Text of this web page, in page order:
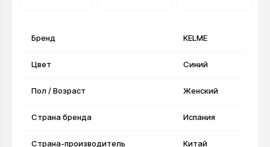
Бренд KELME
Цвет Синий
Пол / Возраст Женский
Страна бренда Испания
Страна-производитель Китай